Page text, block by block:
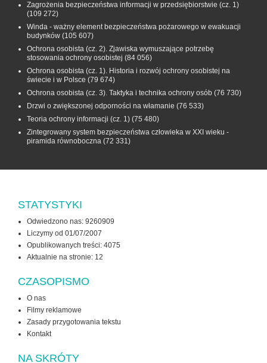
Zagrożenia bezpieczeństwa informacji w przedsiębiorstwie (cz. 1)
(109 272)
Winda - ważny element bezpieczeństwa pożarowego w ewakuacji
budynków (105 607)
Ochrona osobista (cz. 2). Zjawiska wymuszające potrzebę
stosowania ochrony osobistej (84 056)
Ochrona osobista (cz. 1). Historia i rozwój ochrony osobistej na
świecie i w Polsce (79 674)
Ochrona osobista (cz. 3). Taktyka i technika ochrony osób (76 730)
Drzwi o zwiększonej odporności na włamanie (76 533)
Teoria ochrony informacji (cz. 1) (75 480)
Zintegrowany system bezpieczeństwa człowieka w XXI wieku -
piramida równoboczna (72 331)
STATYSTYKI
Odwiedzono nas: 9260909
Liczymy od 01/07/2007
Opublikowanych treści: 4075
Aktualnie na stronie: 12
CZASOPISMO
O nas
Filmy reklamowe
Zasady przygotowania tekstu
Kontakt
NA SKRÓTY